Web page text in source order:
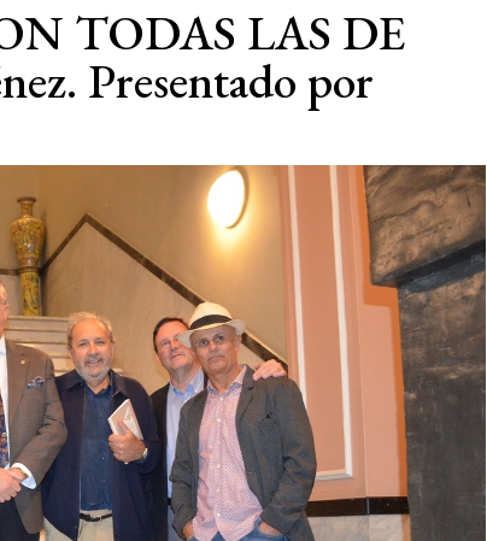
TODAS LAS DE
Presentado por